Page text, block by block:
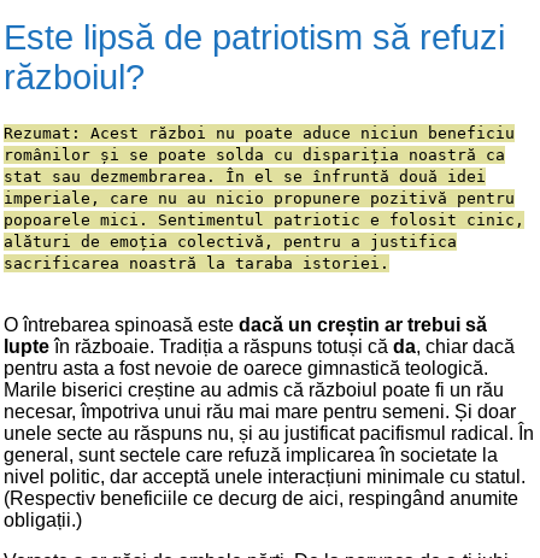
Este lipsă de patriotism să refuzi
războiul?
Rezumat: Acest război nu poate aduce niciun beneficiu
românilor și se poate solda cu dispariția noastră ca
stat sau dezmembrarea. În el se înfruntă două idei
imperiale, care nu au nicio propunere pozitivă pentru
popoarele mici. Sentimentul patriotic e folosit cinic,
alături de emoția colectivă, pentru a justifica
sacrificarea noastră la taraba istoriei.
O întrebarea spinoasă este dacă un creștin ar trebui să
lupteîn războaie. Tradiția a răspuns totuși că da, chiar dacă
pentru asta a fost nevoie de oarece gimnastică teologică.
Marile biserici creștine au admis că războiul poate fi un rău
necesar, împotriva unui rău mai mare pentru semeni. Și doar
unele secte au răspuns nu, și au justificat pacifismul radical. În
general, sunt sectele care refuză implicarea în societate la
nivel politic, dar acceptă unele interacțiuni minimale cu statul.
(Respectiv beneficiile ce decurg de aici, respingând anumite
obligații.)